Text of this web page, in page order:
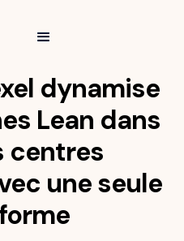
dynamise
Lean dans
centres
une seule